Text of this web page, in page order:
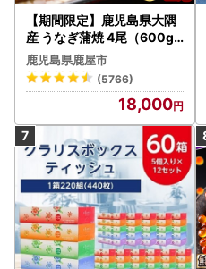
【期間限定】鹿児島県大隅
産 うなぎ蒲焼 4尾（600g
） KN007-004-04-cp18
うなぎ 鰻 魚 惣菜 総菜
鹿児島県鹿屋市
(5766)
18,000